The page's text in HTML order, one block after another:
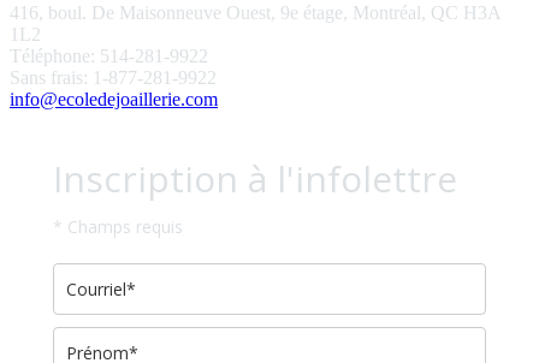
416, boul. De Maisonneuve Ouest, 9e étage, Montréal, QC H3A
1L2
Téléphone: 514-281-9922
Sans frais: 1-877-281-9922
info@ecoledejoaillerie.com
Inscription à l'infolettre
* Champs requis